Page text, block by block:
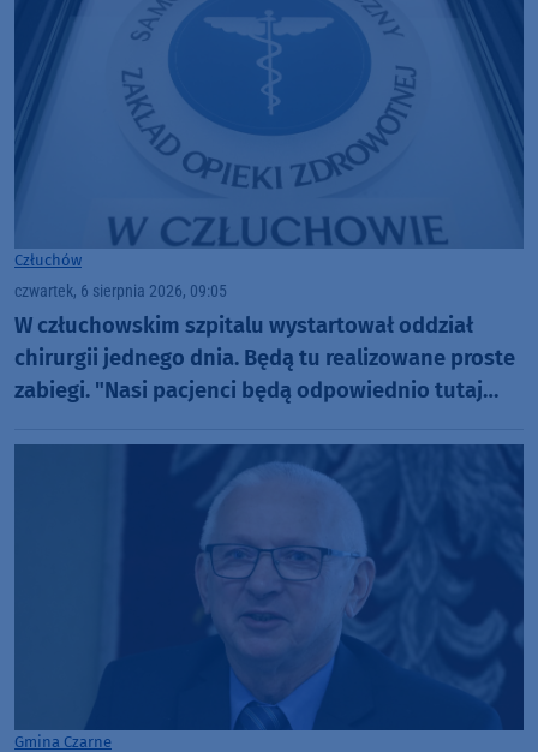
Człuchów
czwartek, 6 sierpnia 2026, 09:05
W człuchowskim szpitalu wystartował oddział
chirurgii jednego dnia. Będą tu realizowane proste
zabiegi. "Nasi pacjenci będą odpowiednio tutaj
Gmina Czarne